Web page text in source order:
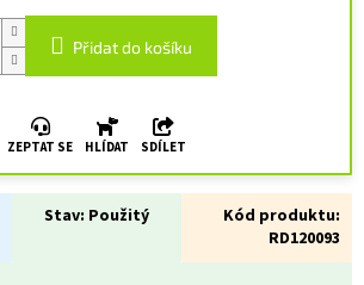
Přidat do košíku
ZEPTAT SE HLÍDAT SDÍLET
Stav: Použitý
Kód produktu:
RD120093